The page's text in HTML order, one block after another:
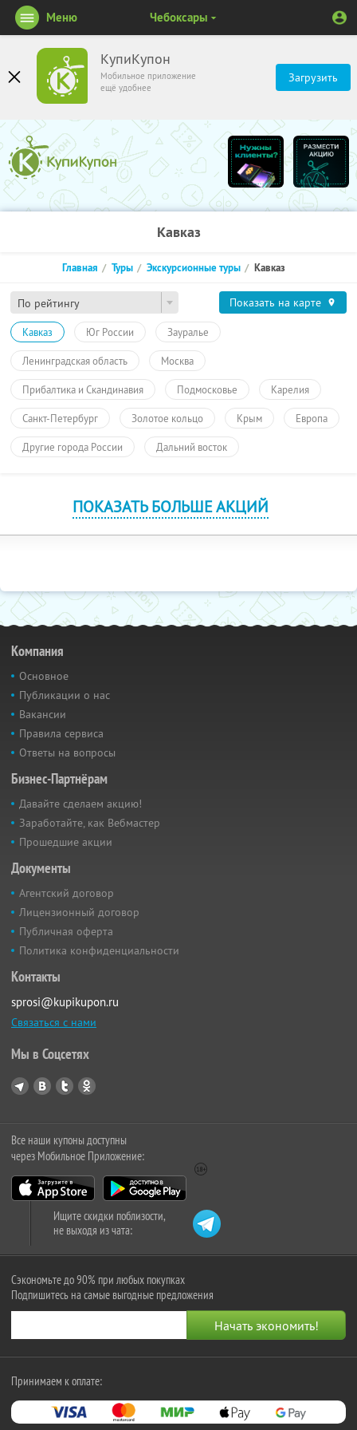
КупиКупон
Мобильное приложение
ещё удобнее
Загрузить
Меню Чебоксары
Кавказ
По рейтингу
Главная Туры Экскурсионные туры Кавказ
Показать на карте
Кавказ Юг России Зауралье
Ленинградская область Москва
Прибалтика и Скандинавия Подмосковье Карелия
Санкт-Петербург Золотое кольцо Крым Европа
Другие города России Дальний восток
ПОКАЗАТЬ БОЛЬШЕ АКЦИЙ
Компания
Основное
Публикации о нас
Вакансии
Правила сервиса
Ответы на вопросы
Бизнес-Партнёрам
Давайте сделаем акцию!
Заработайте, как Вебмастер
Прошедшие акции
Документы
Агентский договор
Лицензионный договор
Публичная оферта
Политика конфиденциальности
Контакты
sprosi@kupikupon.ru
Связаться с нами
Мы в Соцсетях
Все наши купоны доступны
через Мобильное Приложение:
Ищите скидки поблизости,
не выходя из чата:
Сэкономьте до 90% при любых покупках
Подпишитесь на самые выгодные предложения
Принимаем к оплате: